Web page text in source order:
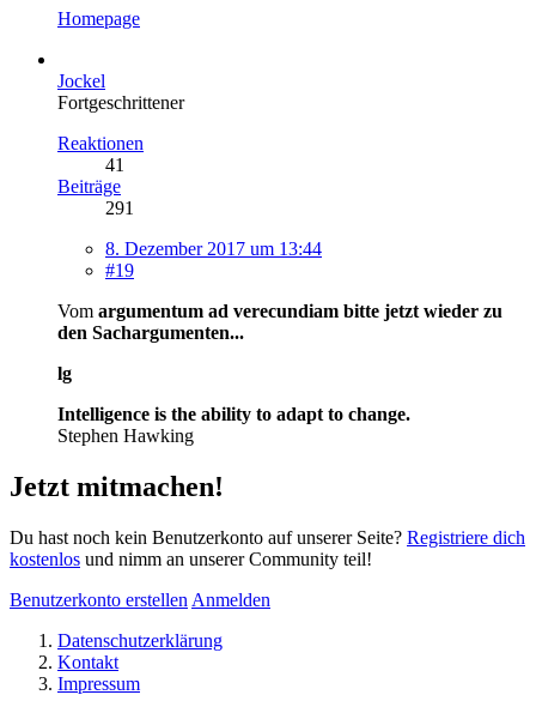
Homepage
Jockel
Fortgeschrittener
Reaktionen
41
Beiträge
291
8. Dezember 2017 um 13:44
#19
Vom argumentum ad verecundiam bitte jetzt wieder zu
den Sachargumenten...
lg
Intelligence is the ability to adapt to change.
Stephen Hawking
Jetzt mitmachen!
Du hast noch kein Benutzerkonto auf unserer Seite? Registriere dich
kostenlos und nimm an unserer Community teil!
Benutzerkonto erstellen Anmelden
Datenschutzerklärung
Kontakt
Impressum